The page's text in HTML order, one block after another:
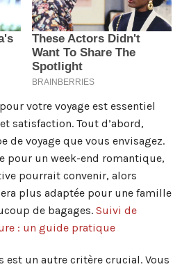
votre voyage est essentiel
satisfaction. Tout d’abord,
de voyage que vous envisagez.
pour un week-end romantique,
pourrait convenir, alors
plus adaptée pour une famille
de bagages. Suivi de
: un guide pratique
est un autre critère crucial. Vous